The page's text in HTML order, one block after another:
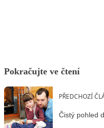
Pokračujte ve čtení
PŘEDCHOZÍ
Čistý pohled